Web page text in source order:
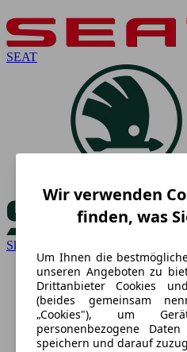
SEAT
Skoda
Wir verwenden
finden, was
Um Ihnen die
unseren Angeboten zu
Drittanbieter Cookies
(beides gemeinsam
„Cookies"), um
personenbezogene
speichern und darauf